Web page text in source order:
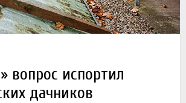
вопрос испортил
дачников